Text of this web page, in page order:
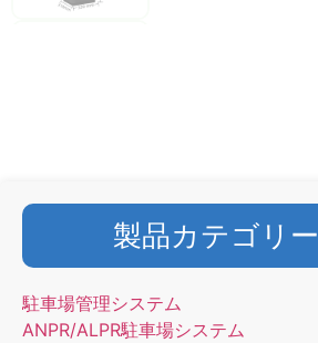
製品カテゴリー
駐車場管理システム
ANPR/ALPR駐車場システム